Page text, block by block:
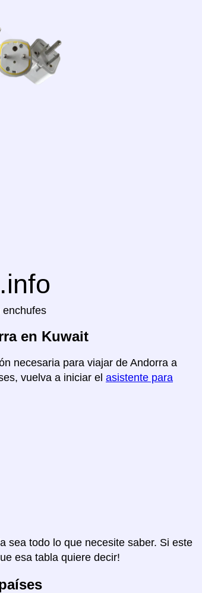
enchufes
en Kuwait
necesaria para viajar de Andorra a
vuelva a iniciar el asistente para
sea todo lo que necesite saber. Si este
esa tabla quiere decir!